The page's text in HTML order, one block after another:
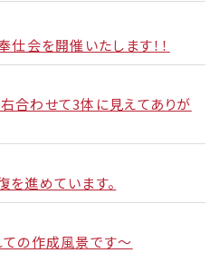
仕会を開催いたします！！
わせて3体に見えてありが
進めています。
の作成風景です～